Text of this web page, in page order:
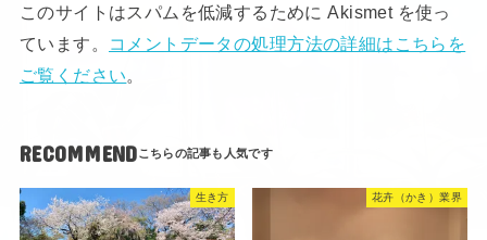
このサイトはスパムを低減するために Akismet を使っ
ています。
コメントデータの処理方法の詳細はこちらを
ご覧ください。
RECOMMEND
生き方 花卉（かき）業界